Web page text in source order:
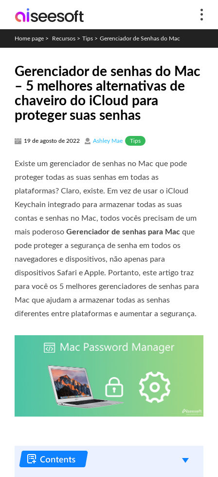
Home page > Recursos > Tips > Gerenciador de Senhas do Mac
Gerenciador de senhas do Mac
– 5 melhores alternativas de
chaveiro do iCloud para
proteger suas senhas
19 de agosto de 2022 Ashley Mae Tips
Existe um gerenciador de senhas no Mac que pode
proteger todas as suas senhas em todas as
plataformas? Claro, existe. Em vez de usar o iCloud
Keychain integrado para armazenar todas as suas
contas e senhas no Mac, todos vocês precisam de um
mais poderoso Gerenciador de senhas para Mac que
pode proteger a segurança de senha em todos os
navegadores e dispositivos, não apenas para
dispositivos Safari e Apple. Portanto, este artigo traz
para você os 5 melhores gerenciadores de senhas para
Mac que ajudam a armazenar todas as senhas
diferentes entre plataformas e aumentar a segurança.